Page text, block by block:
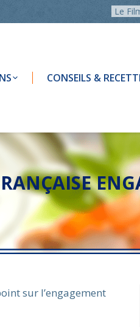
Le
CONSEILS &
sur l’engagement